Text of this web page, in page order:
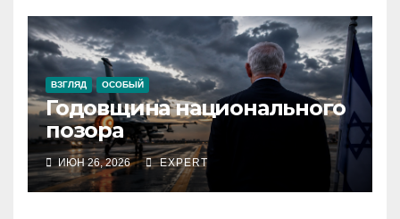
ВЗГЛЯД ОСОБЫЙ
Годовщина национального
позора
ИЮН 26, 2026 EXPERT